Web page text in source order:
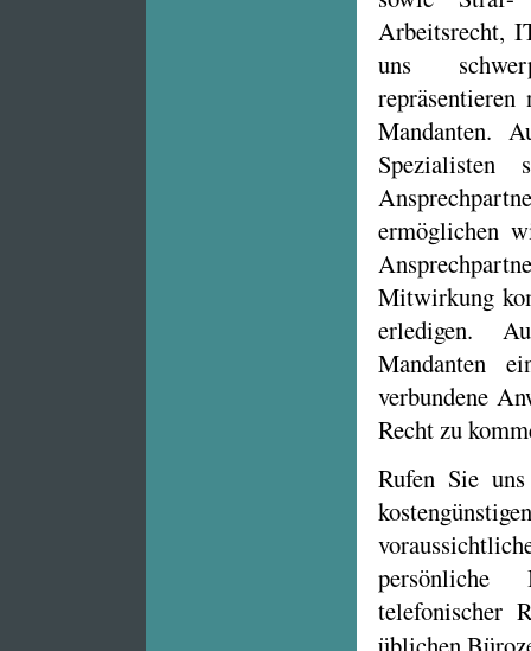
Arbeitsrecht,
uns
Mandanten.
ermöglichen
Mitwirkung
erledigen.
Mandanten
verbundene
Recht zu
Rufen Sie
persönliche
telefonischer